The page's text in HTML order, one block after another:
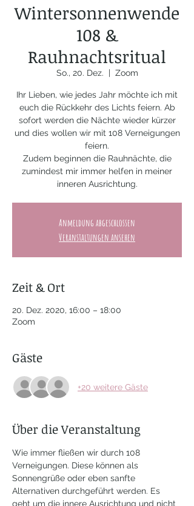
Wintersonnenwende
108 &
Rauhnachtsritual
So., 20. Dez.
  |
Zoom
Ihr Lieben, wie jedes Jahr möchte ich mit
euch die Rückkehr des Lichts feiern. Ab
sofort werden die Nächte wieder kürzer
und dies wollen wir mit 108 Verneigungen
feiern.
Zudem beginnen die Rauhnächte, die
zumindest mir immer helfen in meiner
inneren Ausrichtung.
Anmeldung abgeschlossen
Veranstaltungen ansehen
Zeit & Ort
20. Dez. 2020, 16:00 – 18:00
Zoom
Gäste
+20 weitere Gäste
Über die Veranstaltung
Wie immer fließen wir durch 108
Verneigungen. Diese können als
Sonnengrüße oder eben sanfte
Alternativen durchgeführt werden. Es
geht um die innere Ausrichtung und nicht